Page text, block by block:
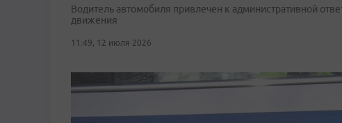
Водитель автомобиля привлечен к административной
движения
11:49, 12 июля 2026